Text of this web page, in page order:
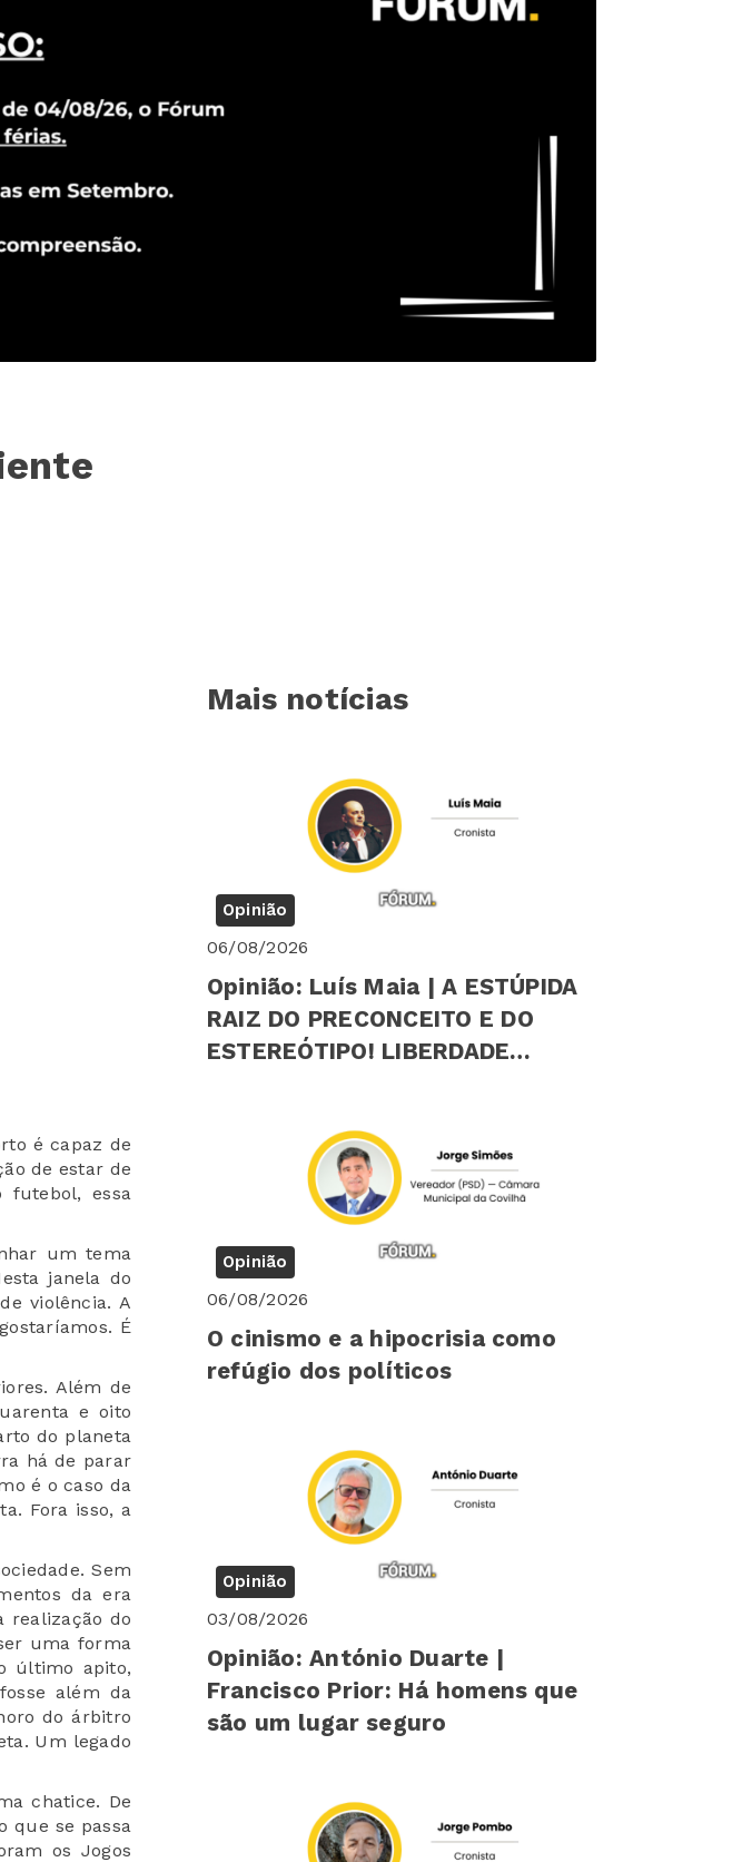
é capaz de
de estar de
futebol, essa
um tema
janela do
violência. A
É
Além de
e oito
do planeta
há de parar
é o caso da
Fora isso, a
Sem
da era
realização do
uma forma
último apito,
além da
do árbitro
Um legado
chatice. De
que se passa
os Jogos
Mais notícias
Opinião
06/08/2026
Opinião: Luís Maia | A ESTÚPIDA
RAIZ DO PRECONCEITO E DO
ESTEREÓTIPO! LIBERDADE
Opinião
06/08/2026
O cinismo e a hipocrisia como
refúgio dos políticos
Opinião
03/08/2026
Opinião: António Duarte |
Francisco Prior: Há homens que
são um lugar seguro